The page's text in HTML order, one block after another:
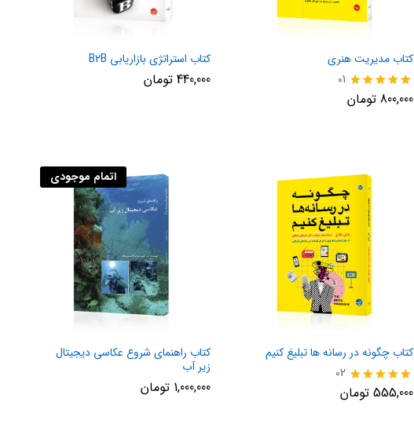
کتاب مدیریت هنری
نمره
5.00
01
800,000 تومان
کتاب استراتژی بازاریابی B2B
440,000 تومان
کتاب چگونه در رسانه ها تبلیغ کنیم
نمره
5.00
02
555,000 تومان
اتمام موجودی
کتاب راهنمای شروع عکاسی دیجیتال
زیر آب
1,000,000 تومان